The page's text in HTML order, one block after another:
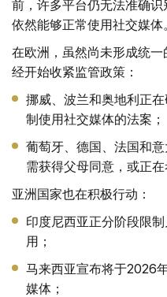
前，许多平台仍无法准确
依然能够正常使用社交媒体。
在欧洲，虽然尚未形成统
经开始收紧监管政策：
挪威、波兰和奥地利正
制使用社交媒体的法案；
葡萄牙、德国、法国和
需获得父母同意，或正在
亚洲国家也在积极行动：
印度尼西亚正分阶段限
用；
马来西亚宣布将于2026
媒体；